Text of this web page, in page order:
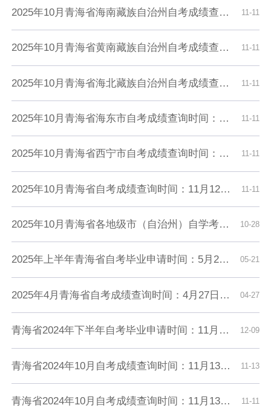
11-11
2025年10月青海省海南藏族自治州自考成绩查询时间：11月12日9时起
11-11
2025年10月青海省黄南藏族自治州自考成绩查询时间：11月12日9时起
11-11
2025年10月青海省海北藏族自治州自考成绩查询时间：11月12日9时起
11-11
2025年10月青海省海东市自考成绩查询时间：11月12日9时起
11-11
2025年10月青海省西宁市自考成绩查询时间：11月12日9时起
11-11
2025年10月青海省自考成绩查询时间：11月12日9时起
10-28
2025年10月青海省各地级市（自治州）自学考试成绩查询时间及入口汇总
05-21
2025年上半年青海省自考毕业申请时间：5月27日9时至5月30日12时
04-27
2025年4月青海省自考成绩查询时间：4月27日9时起
12-09
青海省2024年下半年自考毕业申请时间：11月26日9时至11月29日12时
11-13
青海省2024年10月自考成绩查询时间：11月13日9时起
11-11
青海省2024年10月自考成绩查询时间：11月13日9时起（参考2023年）